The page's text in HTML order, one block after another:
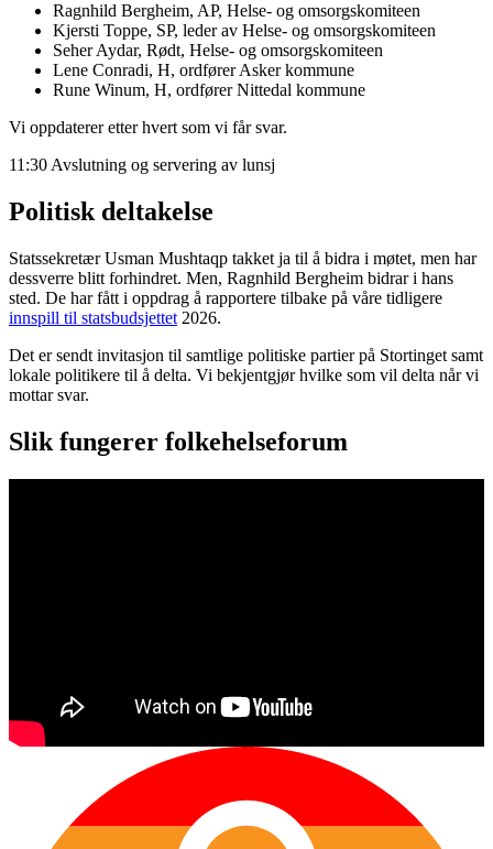
Ragnhild Bergheim, AP, Helse- og omsorgskomiteen
Kjersti Toppe, SP, leder av Helse- og omsorgskomiteen
Seher Aydar, Rødt, Helse- og omsorgskomiteen
Lene Conradi, H, ordfører Asker kommune
Rune Winum, H, ordfører Nittedal kommune
Vi oppdaterer etter hvert som vi får svar.
11:30 Avslutning og servering av lunsj
Politisk deltakelse
Statssekretær Usman Mushtaqp takket ja til å bidra i møtet, men har
dessverre blitt forhindret. Men, Ragnhild Bergheim bidrar i hans
sted. De har fått i oppdrag å rapportere tilbake på våre tidligere
innspill til statsbudsjettet 2026.
Det er sendt invitasjon til samtlige politiske partier på Stortinget samt
lokale politikere til å delta. Vi bekjentgjør hvilke som vil delta når vi
mottar svar.
Slik fungerer folkehelseforum